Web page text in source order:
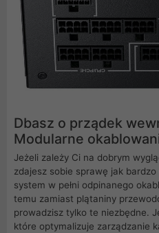
Dbasz o prządek
Modularne
Jeżeli zależy Ci na dobrym
zdajesz sobie sprawę jak
system w pełni odpinanego
temu zamiast plątaniny
prowadzisz tylko te niezbędne.
które optymalizuje zarządzanie